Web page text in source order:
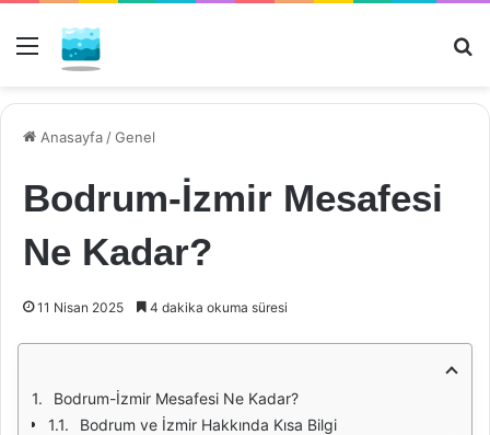
Menü
Anasayfa /Genel
Bodrum-İzmir Mesafesi
Ne Kadar?
11 Nisan 2025 4 dakika okuma süresi
Bodrum-İzmir Mesafesi Ne Kadar?
Bodrum ve İzmir Hakkında Kısa Bilgi